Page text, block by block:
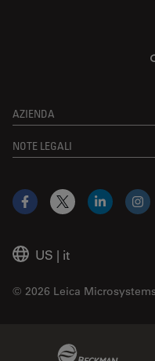
AZIENDA
NOTE LEGALI
US | it
© 2026 Leica
Facebook
X LinkedIn